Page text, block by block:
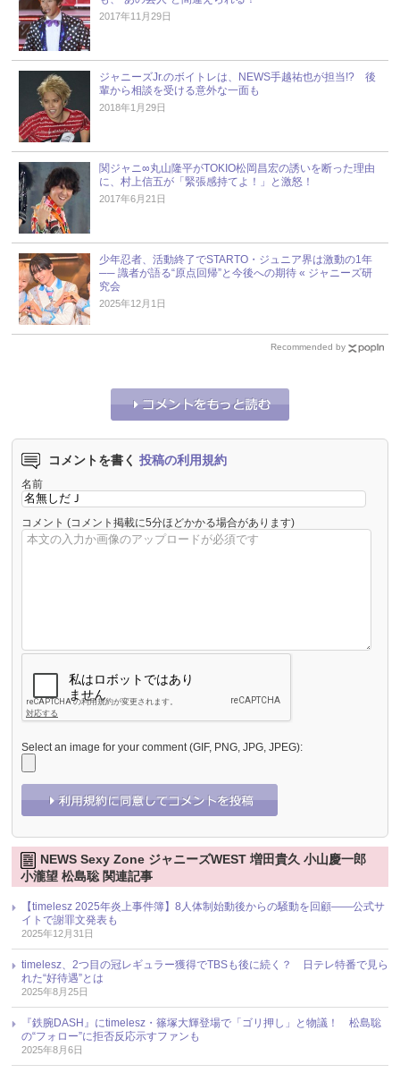
2017年11月29日
ジャニーズJr.のボイトレは、NEWS手越祐也が担当!? 後
輩から相談を受ける意外な一面も
2018年1月29日
関ジャニ∞丸山隆平がTOKIO松岡昌宏の誘いを断った理由
に、村上信五が「緊張感持てよ！」と激怒！
2017年6月21日
少年忍者、活動終了でSTARTO・ジュニア界は激動の1年
── 識者が語る“原点回帰”と今後への期待 « ジャニーズ研
究会
2025年12月1日
Recommended by
コメントを書く 投稿の利用規約
名前
コメント (コメント掲載に5分ほどかかる場合があります)
Select an image for your comment (GIF, PNG, JPG, JPEG):
NEWS Sexy Zone ジャニーズWEST 増田貴久 小山慶一郎
小瀧望 松島聡 関連記事
【timelesz 2025年炎上事件簿】8人体制始動後からの騒動を回顧――公式サ
イトで謝罪文発表も
2025年12月31日
timelesz、2つ目の冠レギュラー獲得でTBSも後に続く？ 日テレ特番で見ら
れた“好待遇”とは
2025年8月25日
『鉄腕DASH』にtimelesz・篠塚大輝登場で「ゴリ押し」と物議！ 松島聡
の“フォロー”に拒否反応示すファンも
2025年8月6日